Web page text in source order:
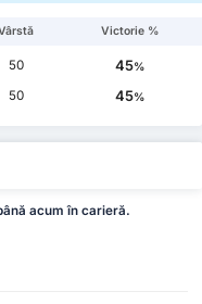
Victorie %
50 45%
50 45%
acum în carieră.